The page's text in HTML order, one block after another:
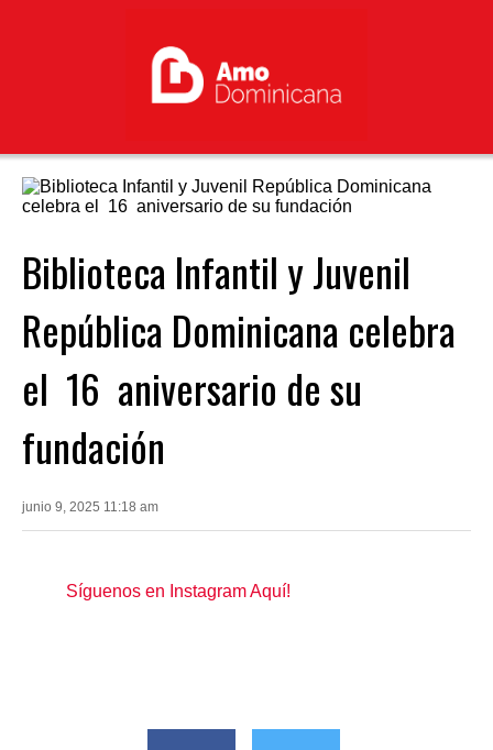
Biblioteca Infantil y Juvenil
República Dominicana celebra
el 16 aniversario de su
fundación
junio 9, 2025 11:18 am
Síguenos en Instagram Aquí!